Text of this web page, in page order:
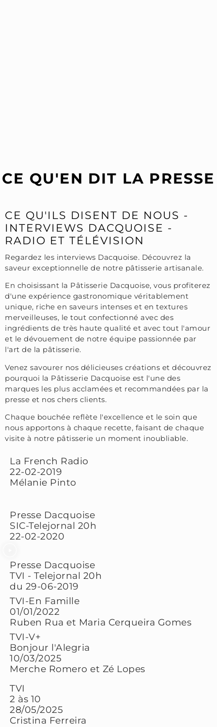
CE QU'EN DIT LA PRESSE
CE QU'ILS DISENT DE NOUS -
INTERVIEWS DACQUOISE -
RADIO ET TÉLÉVISION
Regardez les interviews Dacquoise. Découvrez la
saveur exceptionnelle de notre pâtisserie artisanale.
En choisissant la Pâtisserie Dacquoise, vous profiterez
d'une expérience gastronomique véritablement
unique, riche en saveurs intenses et en textures
merveilleuses, le tout confectionné avec des
ingrédients de très haute qualité et avec tout l'amour
et le dévouement de notre équipe passionnée par
l'art de la pâtisserie.
Venez savourer nos délicieuses créations et découvrez
pourquoi la Pâtisserie Dacquoise est l'une des
marques les plus acclamées et recommandées par la
presse et nos chers clients.
Chaque bouchée reflète l'excellence et le soin que
nous apportons à chaque recette, faisant de chaque
visite à notre pâtisserie un moment inoubliable.
La French Radio
22-02-2019
Mélanie Pinto
Presse Dacquoise
SIC-Telejornal 20h
22-02-2020
Presse Dacquoise
TVI - Telejornal 20h
du 29-06-2019
TVI-En Famille
01/01/2022
Ruben Rua et Maria Cerqueira Gomes
TVI-V+
Bonjour l'Alegria
10/03/2025
Merche Romero et Zé Lopes
TVI
2 às 10
28/05/2025
Cristina Ferreira